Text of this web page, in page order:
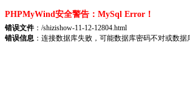
PHPMyWind安全警告：MySql Error！
错误文件：/shizishow-11-12-12804.html
错误信息 ：连接数据库失败，可能数据库密码不对或数据